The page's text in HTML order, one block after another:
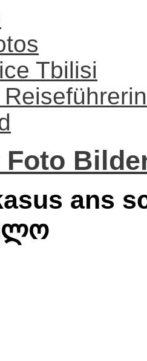
Tbilisi
Foto
ans